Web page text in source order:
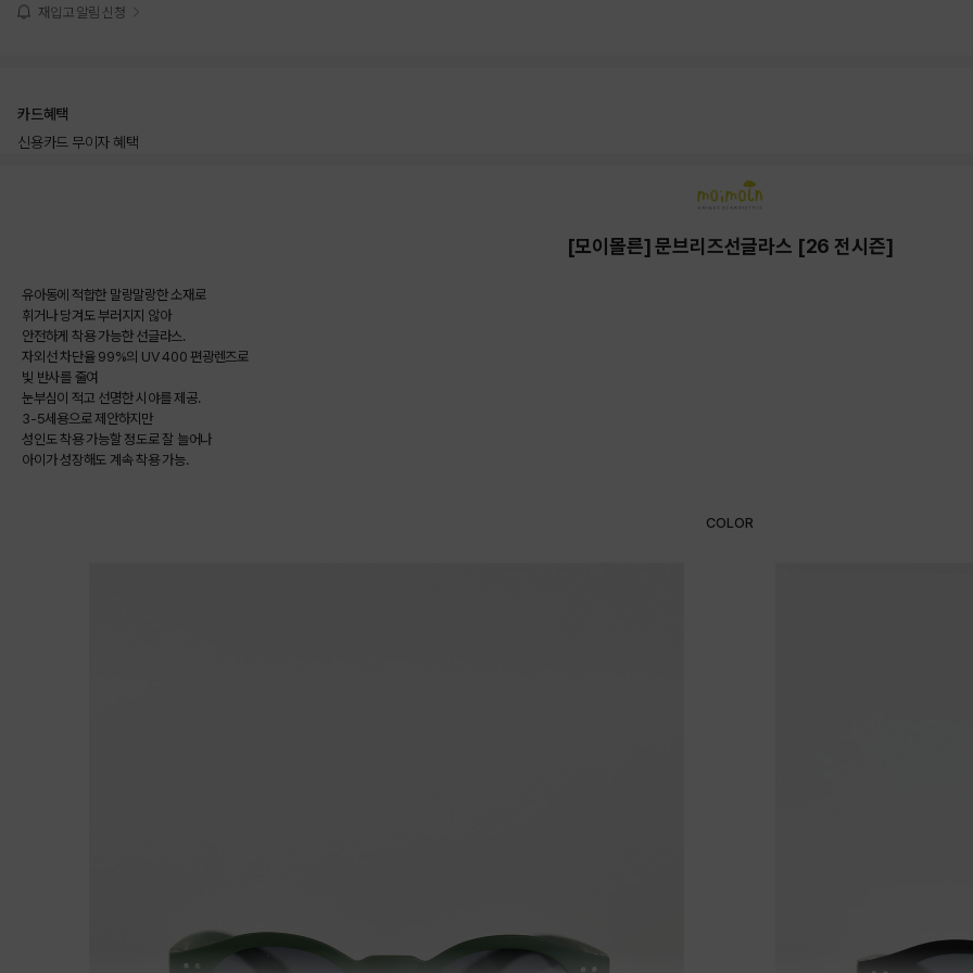
재입고 알림 신청
카드혜택
신용카드 무이자 혜택
[모이몰른] 문브리즈선글라스 [26 전시즌]
유아동에 적합한 말랑말랑한 소재로
휘거나 당겨도 부러지지 않아
안전하게 착용 가능한 선글라스.
자외선 차단율 99%의 UV 400 편광렌즈로
빛 반사를 줄여
눈부심이 적고 선명한 시야를 제공.
3-5세용으로 제안하지만
성인도 착용 가능할 정도로 잘 늘어나
아이가 성장해도 계속 착용 가능.
COLOR